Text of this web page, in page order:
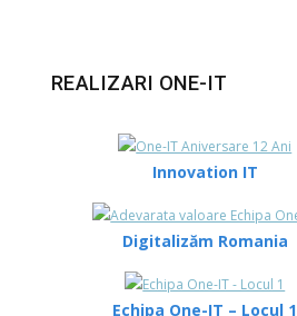
REALIZARI ONE-IT
Innovation IT
Digitalizăm Romania
Echipa One-IT – Locul 1